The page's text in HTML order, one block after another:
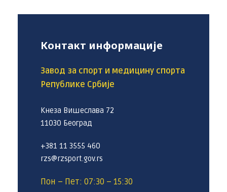
Контакт информације
Завод за спорт и медицину спорта
Републике Србије
Кнеза Вишеслава 72
11030 Београд
+381 11 3555 460
rzs@rzsport.gov.rs
Пон – Пет: 07:30 – 15:30